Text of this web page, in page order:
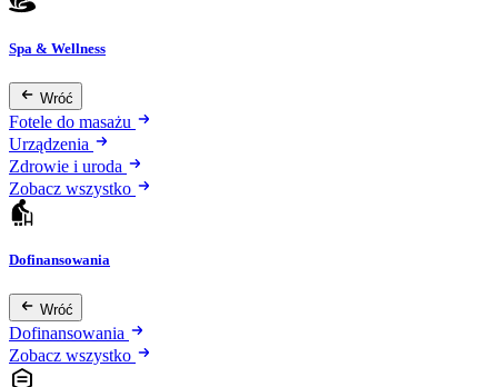
Spa & Wellness
Wróć
Fotele do masażu
Urządzenia
Zdrowie i uroda
Zobacz wszystko
Dofinansowania
Wróć
Dofinansowania
Zobacz wszystko